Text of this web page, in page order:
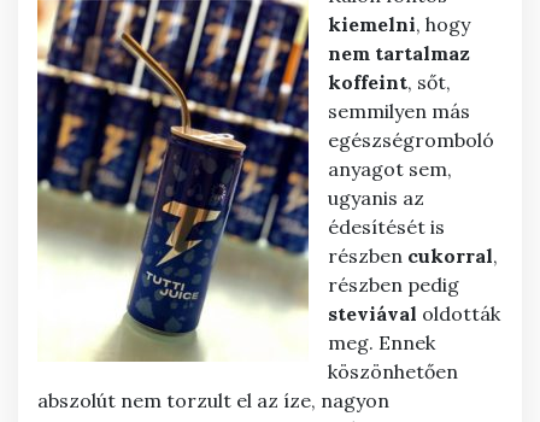
kiemelni, hogy
nem tartalmaz
koffeint, sőt,
semmilyen más
egészségromboló
anyagot sem,
ugyanis az
édesítését is
részben cukorral,
részben pedig
steviával oldották
meg. Ennek
köszönhetően
abszolút nem torzult el az íze, nagyon